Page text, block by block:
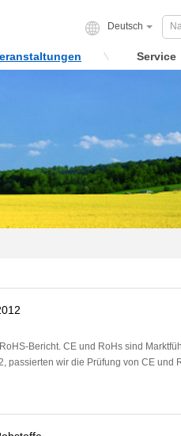
Deutsch
Service
Bericht. CE und RoHs sind
passierten wir die Prüfung von CE und